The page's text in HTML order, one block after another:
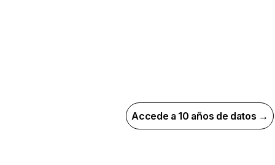
Accede a 10 años de datos →